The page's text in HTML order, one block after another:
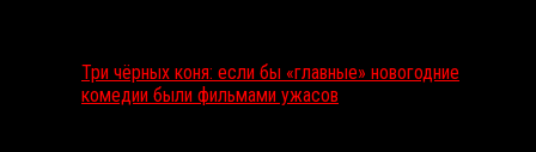
Три чёрных коня: если бы «главные» новогодние
комедии были фильмами ужасов